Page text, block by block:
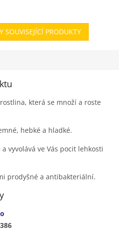
SOUVISEJÍCÍ PRODUKTY
která se množí a roste
hebké a hladké.
vyvolává ve Vás pocit lehkosti
prodyšné a antibakteriální.